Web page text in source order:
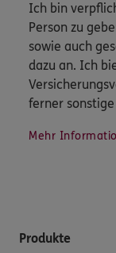
Ich bin
Person zu
sowie auch
dazu an. Ich
ferner
Mehr
Produkte